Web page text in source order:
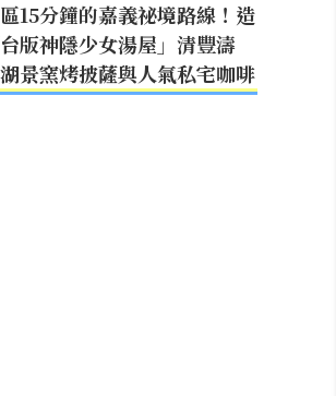
15分鐘的嘉義祕境路線！造
版神隱少女湯屋」清豐濤
景窯烤披薩與人氣私宅咖啡